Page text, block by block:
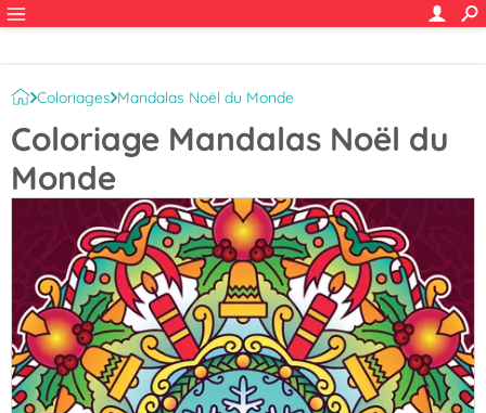
Coloriages Mandalas Noël du Monde
Coloriage Mandalas Noël du
Monde